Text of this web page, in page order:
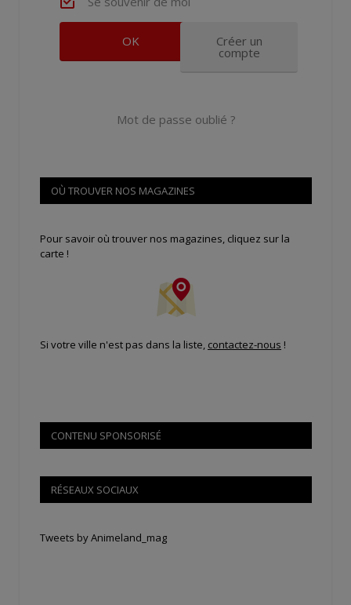
Créer un
compte
Mot de passe oublié ?
OÙ TROUVER NOS MAGAZINES
Pour savoir où trouver nos magazines, cliquez sur la
carte !
Si votre ville n'est pas dans la liste, contactez-nous !
CONTENU SPONSORISÉ
RÉSEAUX SOCIAUX
Tweets by Animeland_mag